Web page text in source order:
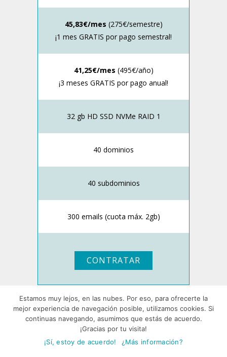
45,83€/mes (275€/semestre)
¡1 mes GRATIS por pago semestral!
41,25€/mes (495€/año)
¡3 meses GRATIS por pago anual!
32 gb HD SSD NVMe RAID 1
40 dominios
40 subdominios
300 emails (cuota máx. 2gb)
CONTRATAR
*Precios sin IVA. Registro de dominios no
incluido.
Estamos muy lejos, en las nubes. Por eso, para ofrecerte la
mejor experiencia de navegación posible, utilizamos cookies. Si
continuas navegando, asumimos que estás de acuerdo.
¡Gracias por tu visita!
¡Sí, estoy de acuerdo!
¿Más información?